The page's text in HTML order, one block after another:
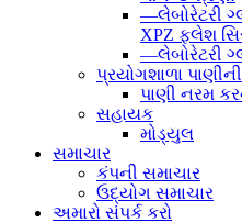
—લેબોરેટરી
XPZ ફ્લેશ
—લેબોરેટરી
પ્રયોગશાળા
પાણી નરમ
સહાયક
મોડ્યુલ
સમાચાર
કંપની સમાચાર
ઉદ્યોગ સમાચાર
અમારો સંપર્ક કરો